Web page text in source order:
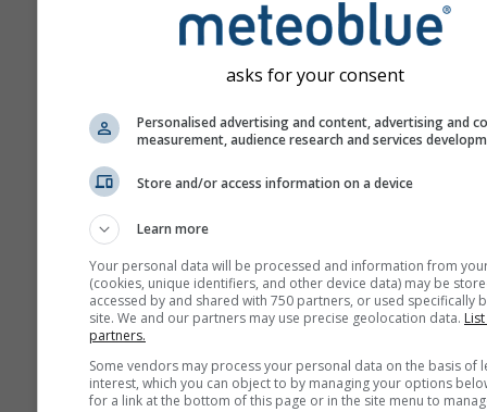
asks for your consent
Personalised advertising and content, advertising and
measurement, audience research and services
Store and/or access information on a device
Learn more
Your personal data will be processed and information from
(cookies, unique identifiers, and other device data) may be
accessed by and shared with 750 partners, or used specifically
site. We and our partners may use precise geolocation data.
partners.
Some vendors may process your personal data on the basis of
interest, which you can object to by managing your options
for a link at the bottom of this page or in the site menu to